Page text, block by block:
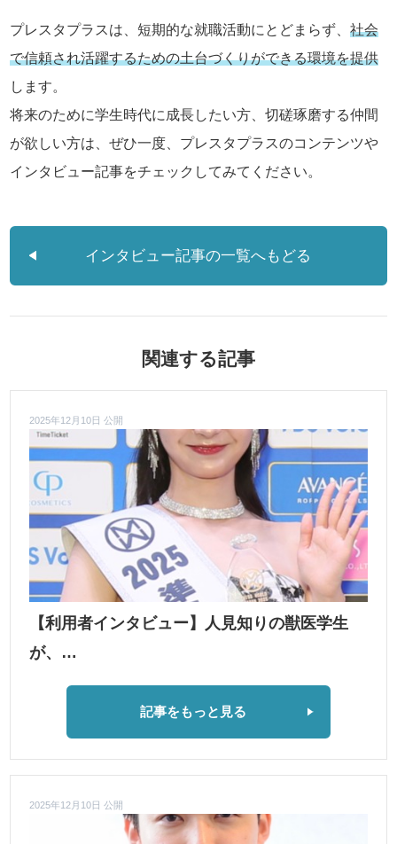
プレスタプラスは、短期的な就職活動にとどまらず、社会
で信頼され活躍するための土台づくりができる環境を提供
します。
将来のために学生時代に成長したい方、切磋琢磨する仲間
が欲しい方は、ぜひ一度、プレスタプラスのコンテンツや
インタビュー記事をチェックしてみてください。
インタビュー記事の一覧へもどる
関連する記事
2025年12月10日 公開
【利用者インタビュー】人見知りの獣医学生
が、…
記事をもっと見る
2025年12月10日 公開